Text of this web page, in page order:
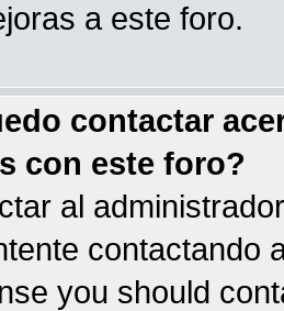
a este foro.
contactar
con este foro?
al
contactando
you should